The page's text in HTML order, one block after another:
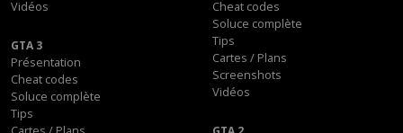
Vidéos
Cheat codes
Soluce complète
Tips
Cartes / Plans
Screenshots
Vidéos
GTA 3
Présentation
Cheat codes
Soluce complète
Tips